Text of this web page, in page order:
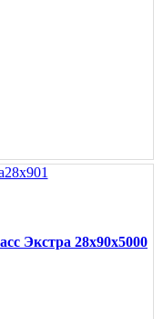
Экстра 28x90x5000